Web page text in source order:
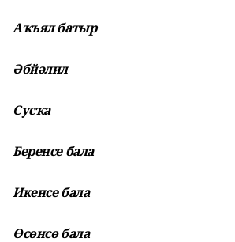
Аҡъял батыр
Әбйәлил
Сусҡа
Беренсе бала
Икенсе бала
Өсөнсө бала